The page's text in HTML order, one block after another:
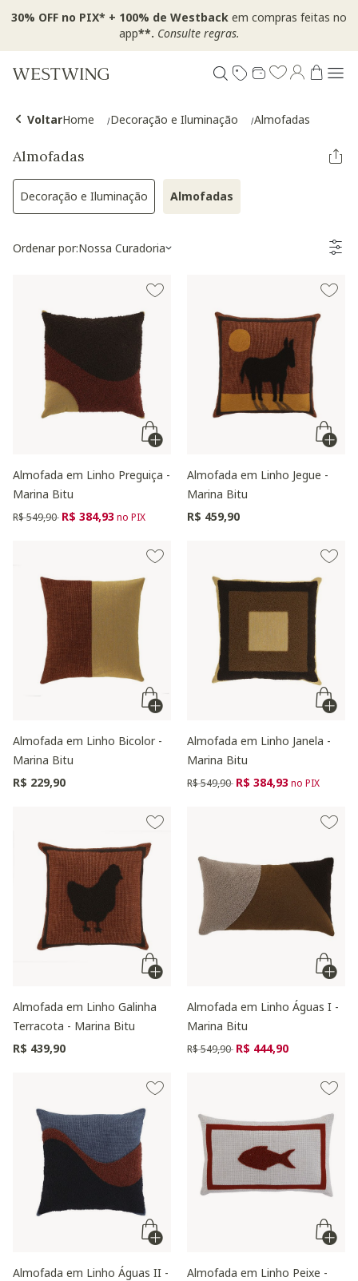
30% OFF no PIX* + 100% de Westback em compras feitas no
app**. Consulte regras.
VoltarHome Decoração e Iluminação Almofadas
Almofadas
Decoração e IluminaçãoRefinar por Categoria: Decoração e Iluminação
Almofadas
Ordenar por:Nossa Curadoria
Almofada em Linho Preguiça -
Marina Bitu
Preço reduzido de
R$ 549,90 para
R$ 384,93no PIX
Almofada em Linho Jegue -
Marina Bitu
R$ 459,90
Almofada em Linho Bicolor -
Marina Bitu
R$ 229,90
Almofada em Linho Janela -
Marina Bitu
Preço reduzido de
R$ 549,90 para
R$ 384,93no PIX
Almofada em Linho Galinha
Terracota - Marina Bitu
R$ 439,90
Almofada em Linho Águas I -
Marina Bitu
Preço reduzido de
R$ 549,90 para
R$ 444,90
Almofada em Linho Águas II -
Almofada em Linho Peixe -